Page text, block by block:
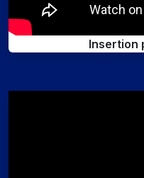
Insertion